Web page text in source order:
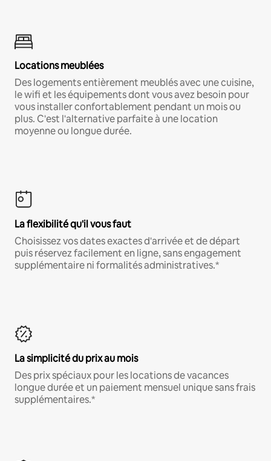
Locations meublées
Des logements entièrement meublés avec une cuisine,
le wifi et les équipements dont vous avez besoin pour
vous installer confortablement pendant un mois ou
plus. C'est l'alternative parfaite à une location
moyenne ou longue durée.
La flexibilité qu'il vous faut
Choisissez vos dates exactes d'arrivée et de départ
puis réservez facilement en ligne, sans engagement
supplémentaire ni formalités administratives.*
La simplicité du prix au mois
Des prix spéciaux pour les locations de vacances
longue durée et un paiement mensuel unique sans frais
supplémentaires.*